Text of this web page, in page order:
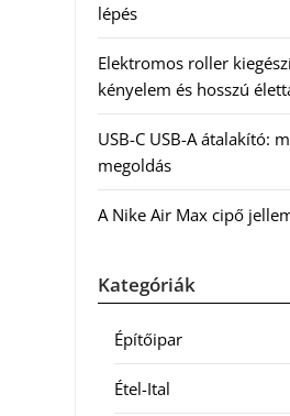
lépés
Elektromos roller
kényelem és hosszú
USB-C USB-A átalakító:
megoldás
A Nike Air Max cipő
Kategóriák
Építőipar
Étel-Ital